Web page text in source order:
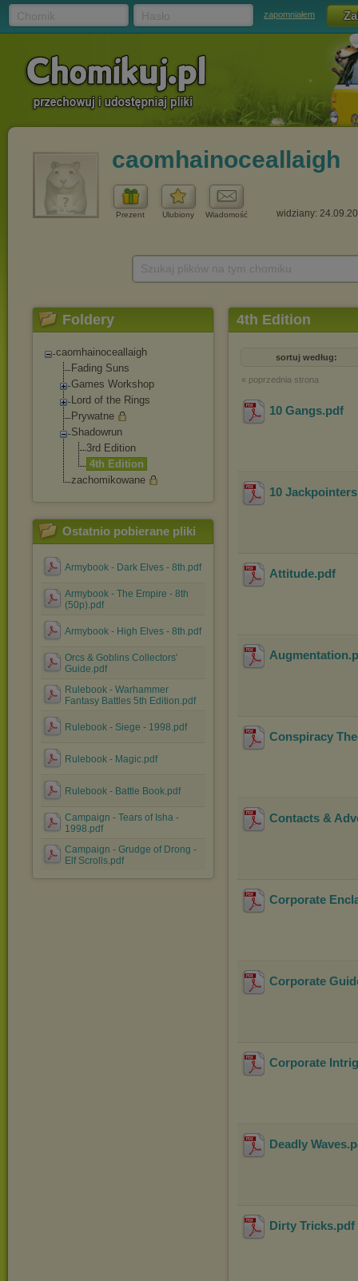
zapomniałem
caomhainoceallaigh
Prezent Ulubiony Wiadomość widziany:
Foldery
caomhainoceallaigh
Fading Suns
Games Workshop
Lord of the Rings
Prywatne
Shadowrun
3rd Edition
4th Edition
zachomikowane
Ostatnio pobierane pliki
Armybook - Dark Elves - 8th.pdf
Armybook - The Empire - 8th
(50p).pdf
Armybook - High Elves - 8th.pdf
Orcs & Goblins Collectors'
Guide.pdf
Rulebook - Warhammer
Fantasy Battles 5th Edition.pdf
Rulebook - Siege - 1998.pdf
Rulebook - Magic.pdf
Rulebook - Battle Book.pdf
Campaign - Tears of Isha -
1998.pdf
Campaign - Grudge of Drong -
Elf Scrolls.pdf
4th Edition
sortuj według:
« poprzednia strona
10 Gangs.pdf
10 Jackpointers
Attitude.pdf
Augmentation
Conspiracy
Contacts &
Corporate
Corporate
Corporate
Deadly Waves
Dirty Tricks.pdf